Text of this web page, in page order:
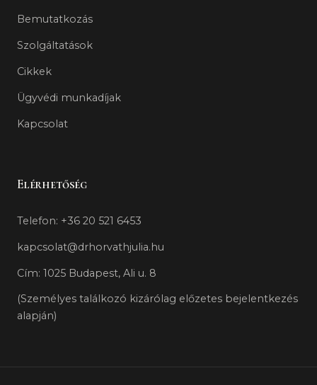
Bemutatkozás
Szolgáltatások
Cikkek
Ügyvédi munkadíjak
Kapcsolat
Elérhetőség
Telefon: +36 20 521 6453
kapcsolat@drhorvathjulia.hu
Cím: 1025 Budapest, Ali u. 8
(Személyes találkozó kizárólag előzetes bejelentkezés
alapján)